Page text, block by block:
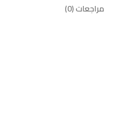
مراجعات (0)